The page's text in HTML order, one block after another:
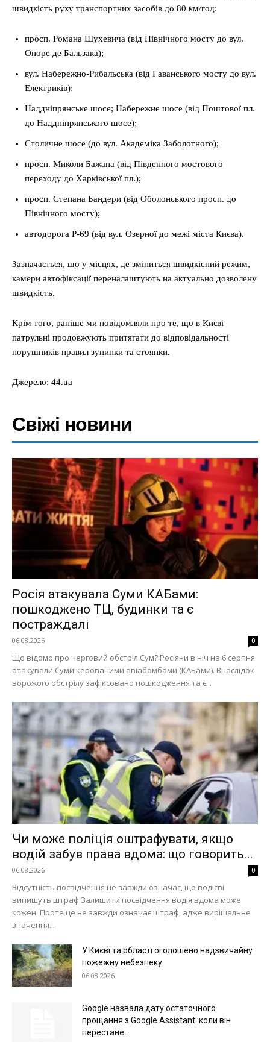
Меню
швидкість руху транспортних засобів до 80 км/год:
просп. Романа Шухевича (від Північного мосту до вул.
Оноре де Бальзака);
вул. Набережно-Рибальська (від Гаванського мосту до вул.
Електриків);
Наддніпрянське шосе; Набережне шосе (від Поштової пл.
до Наддніпрянського шосе);
Столичне шосе (до вул. Академіка Заболотного);
просп. Миколи Бажана (від Південного мостового
переходу до Харківської пл.);
просп. Степана Бандери (від Оболонського просп. до
Північного мосту);
автодорога Р-69 (від вул. Озерної до межі міста Києва).
Зазначається, що у місцях, де зміниться швидкісний режим,
камери автофіксації переналаштують на актуально дозволену
швидкість.
Крім того, раніше ми повідомляли про те, що в Києві
патрульні продовжують притягати до відповідальності
порушників правил зупинки та стоянки.
Джерело: 44.ua
Свіжі новини
Росія атакувала Суми КАБами:
пошкоджено ТЦ, будинки та є
постраждалі
06.08.2026 0
Що відомо про черговий обстріл Сум? Росіяни в ніч на 6 серпня
атакували Суми керованими авіабомбами (КАБами). Внаслідок
ворожого обстрілу зафіксовано пошкодження та є...
Чи може поліція оштрафувати, якщо
водій забув права вдома: що говорить...
06.08.2026 0
Відсутність посвідчення не завжди означає, що водієві
випишуть штраф Залишити посвідчення водія вдома може
кожен. Проте це не завжди означає штраф, адже вирішальне
значення...
У Києві та області оголошено надзвичайну
пожежну небезпеку
06.08.2026
Google назвала дату остаточного
прощання з Google Assistant: коли він
перестане...